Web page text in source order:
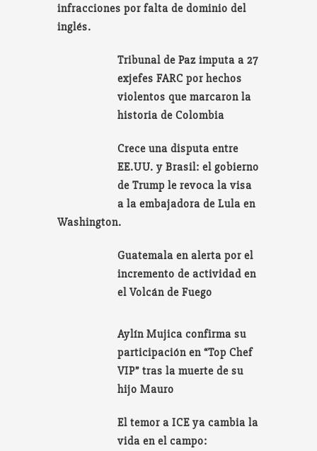
infracciones por falta de dominio del
inglés.
Tribunal de Paz imputa a 27
exjefes FARC por hechos
violentos que marcaron la
historia de Colombia
Crece una disputa entre
EE.UU. y Brasil: el gobierno
de Trump le revoca la visa
a la embajadora de Lula en
Washington.
Guatemala en alerta por el
incremento de actividad en
el Volcán de Fuego
Aylín Mujica confirma su
participación en “Top Chef
VIP” tras la muerte de su
hijo Mauro
El temor a ICE ya cambia la
vida en el campo: